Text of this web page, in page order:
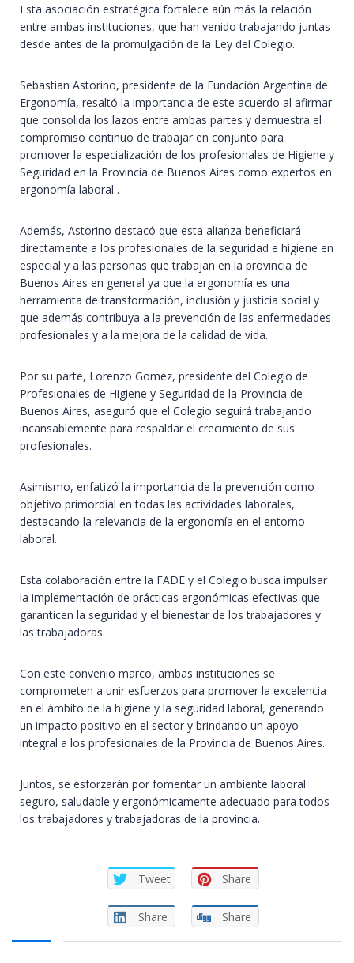
Esta asociación estratégica fortalece aún más la relación
entre ambas instituciones, que han venido trabajando juntas
desde antes de la promulgación de la Ley del Colegio.
Sebastian Astorino, presidente de la Fundación Argentina de
Ergonomía, resaltó la importancia de este acuerdo al afirmar
que consolida los lazos entre ambas partes y demuestra el
compromiso continuo de trabajar en conjunto para
promover la especialización de los profesionales de Higiene y
Seguridad en la Provincia de Buenos Aires como expertos en
ergonomía laboral .
Además, Astorino destacó que esta alianza beneficiará
directamente a los profesionales de la seguridad e higiene en
especial y a las personas que trabajan en la provincia de
Buenos Aires en general ya que la ergonomía es una
herramienta de transformación, inclusión y justicia social y
que además contribuya a la prevención de las enfermedades
profesionales y a la mejora de la calidad de vida.
Por su parte, Lorenzo Gomez, presidente del Colegio de
Profesionales de Higiene y Seguridad de la Provincia de
Buenos Aires, aseguró que el Colegio seguirá trabajando
incansablemente para respaldar el crecimiento de sus
profesionales.
Asimismo, enfatizó la importancia de la prevención como
objetivo primordial en todas las actividades laborales,
destacando la relevancia de la ergonomía en el entorno
laboral.
Esta colaboración entre la FADE y el Colegio busca impulsar
la implementación de prácticas ergonómicas efectivas que
garanticen la seguridad y el bienestar de los trabajadores y
las trabajadoras.
Con este convenio marco, ambas instituciones se
comprometen a unir esfuerzos para promover la excelencia
en el ámbito de la higiene y la seguridad laboral, generando
un impacto positivo en el sector y brindando un apoyo
integral a los profesionales de la Provincia de Buenos Aires.
Juntos, se esforzarán por fomentar un ambiente laboral
seguro, saludable y ergonómicamente adecuado para todos
los trabajadores y trabajadoras de la provincia.
Tweet Share
Share Share